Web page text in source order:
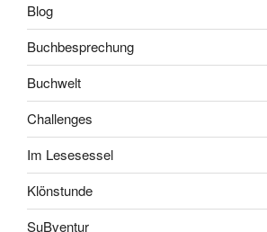
Blog
Buchbesprechung
Buchwelt
Challenges
Im Lesesessel
Klönstunde
SuBventur